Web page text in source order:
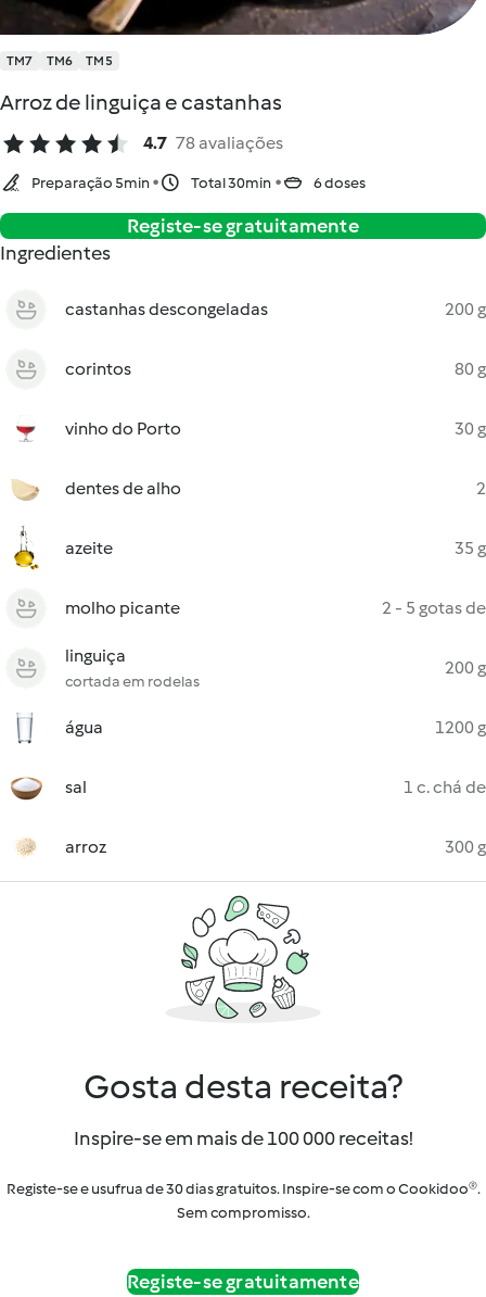
TM7 TM6 TM5
Arroz de linguiça e castanhas
4.7 78 avaliações
Preparação 5min Total 30min 6 doses
Registe-se gratuitamente
Ingredientes
castanhas descongeladas 200 g
corintos 80 g
vinho do Porto 30 g
dentes de alho 2
azeite 35 g
molho picante 2 - 5 gotas de
linguiça
cortada em rodelas
200 g
água 1200 g
sal 1 c. chá de
arroz 300 g
Gosta desta receita?
Inspire-se em mais de 100 000 receitas!
Registe-se e usufrua de 30 dias gratuitos. Inspire-se com o Cookidoo®.
Sem compromisso.
Registe-se gratuitamente